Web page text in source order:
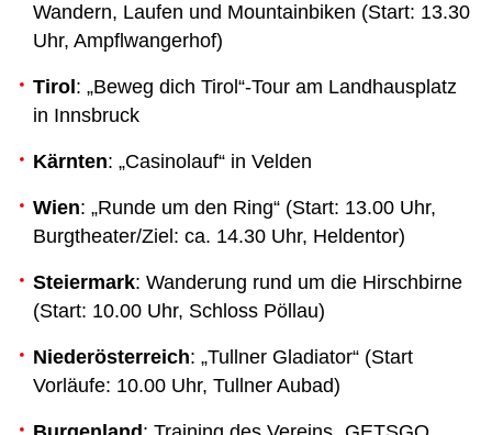
Wandern, Laufen und Mountainbiken (Start: 13.30
Uhr, Ampflwangerhof)
Tirol : „Beweg dich Tirol“-Tour am Landhausplatz
in Innsbruck
Kärnten: „Casinolauf“ in Velden
Wien: „Runde um den Ring“ (Start: 13.00 Uhr,
Burgtheater/Ziel: ca. 14.30 Uhr, Heldentor)
Steiermark: Wanderung rund um die Hirschbirne
(Start: 10.00 Uhr, Schloss Pöllau)
Niederösterreich: „Tullner Gladiator“ (Start
Vorläufe: 10.00 Uhr, Tullner Aubad)